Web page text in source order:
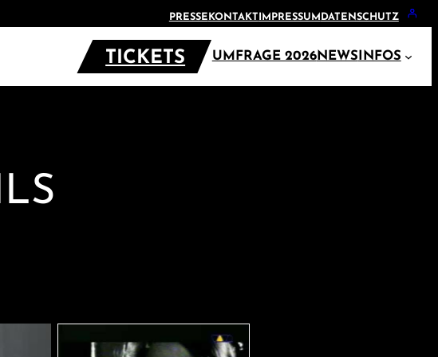
PRESSE KONTAKT IMPRESSUM DATENSCHUTZ
TICKETS UMFRAGE 2026NEWS INFOS